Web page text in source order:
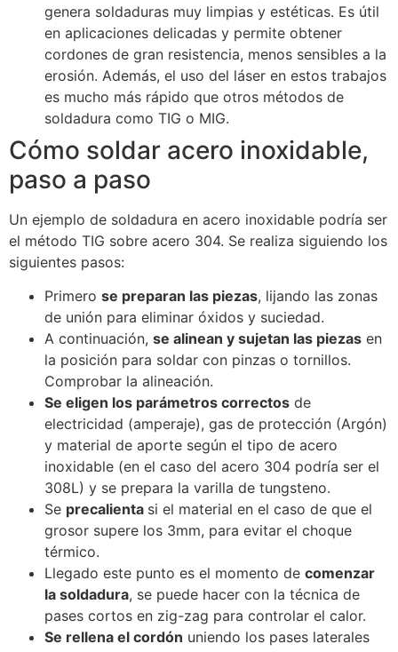
genera soldaduras muy limpias y estéticas. Es útil
en aplicaciones delicadas y permite obtener
cordones de gran resistencia, menos sensibles a la
erosión. Además, el uso del láser en estos trabajos
es mucho más rápido que otros métodos de
soldadura como TIG o MIG.
Cómo soldar acero inoxidable,
paso a paso
Un ejemplo de soldadura en acero inoxidable podría ser
el método TIG sobre acero 304. Se realiza siguiendo los
siguientes pasos:
Primero se preparan las piezas, lijando las zonas
de unión para eliminar óxidos y suciedad.
A continuación, se alinean y sujetan las piezas en
la posición para soldar con pinzas o tornillos.
Comprobar la alineación.
Se eligen los parámetros correctos de
electricidad (amperaje), gas de protección (Argón)
y material de aporte según el tipo de acero
inoxidable (en el caso del acero 304 podría ser el
308L) y se prepara la varilla de tungsteno.
Se precalienta si el material en el caso de que el
grosor supere los 3mm, para evitar el choque
térmico.
Llegado este punto es el momento de comenzar
la soldadura, se puede hacer con la técnica de
pases cortos en zig-zag para controlar el calor.
Se rellena el cordón uniendo los pases laterales